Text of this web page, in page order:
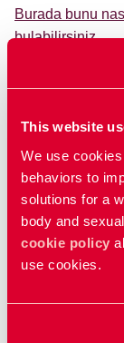
This website
We use
behaviors to
solutions for a
body and
cookie policy
use cookies.
Burada bunu
bulabilirsiniz.
Benzer